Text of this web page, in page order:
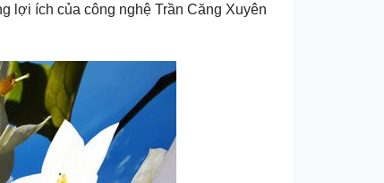
lợi ích của công nghệ Trần Căng Xuyên